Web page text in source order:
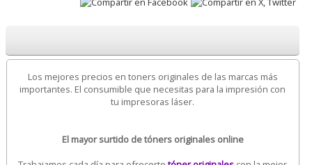
Los mejores precios en toners originales de las marcas más
importantes. El consumible que necesitas para la impresión con
tu impresoras láser.
El mayor surtido de tóners originales online